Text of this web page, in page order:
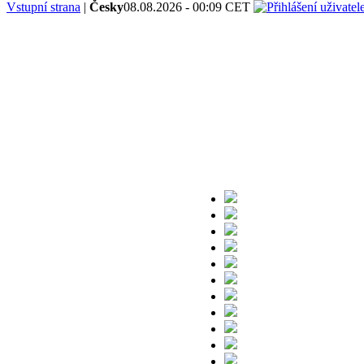
Vstupní strana | Česky08.08.2026 - 00:09 CET